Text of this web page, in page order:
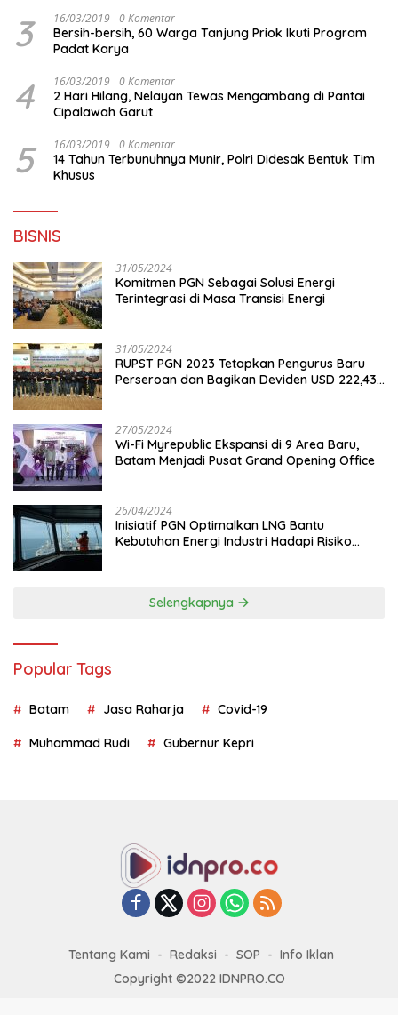
3 16/03/2019 0 Komentar
Bersih-bersih, 60 Warga Tanjung Priok Ikuti Program
Padat Karya
4 16/03/2019 0 Komentar
2 Hari Hilang, Nelayan Tewas Mengambang di Pantai
Cipalawah Garut
5 16/03/2019 0 Komentar
14 Tahun Terbunuhnya Munir, Polri Didesak Bentuk Tim
Khusus
BISNIS
31/05/2024
Komitmen PGN Sebagai Solusi Energi
Terintegrasi di Masa Transisi Energi
31/05/2024
RUPST PGN 2023 Tetapkan Pengurus Baru
Perseroan dan Bagikan Deviden USD 222,43
27/05/2024
Wi-Fi Myrepublic Ekspansi di 9 Area Baru,
Batam Menjadi Pusat Grand Opening Office
26/04/2024
Inisiatif PGN Optimalkan LNG Bantu
Kebutuhan Energi Industri Hadapi Risiko
Selengkapnya
Popular Tags
Batam Jasa Raharja Covid-19
Muhammad Rudi Gubernur Kepri
Tentang Kami Redaksi SOP
Info Iklan
Copyright ©2022 IDNPRO.CO